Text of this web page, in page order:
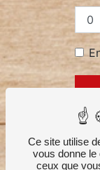
**
but
de
Ce site utilise
vous donne le
ceux que